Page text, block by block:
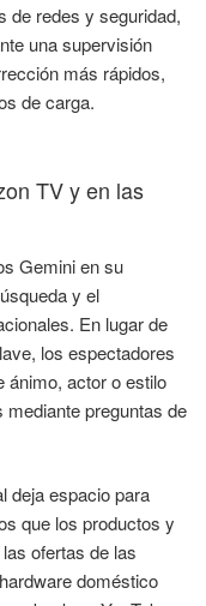
de redes y seguridad,
una supervisión
más rápidos,
de carga.
TV y en las
Gemini en su
y el
En lugar de
los espectadores
ánimo, actor o estilo
preguntas de
deja espacio para
que los productos y
ofertas de las
doméstico